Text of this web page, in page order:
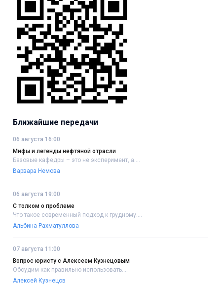
Ближайшие передачи
06 августа 16:00
Мифы и легенды нефтяной отрасли
Базовые кафедры – это не эксперимент, а....
Варвара Немова
06 августа 19:00
С толком о проблеме
Что такое современный подход к грудному....
Альбина Рахматуллова
07 августа 11:00
Вопрос юристу с Алексеем Кузнецовым
Обсудим как правильно использовать....
Алексей Кузнецов